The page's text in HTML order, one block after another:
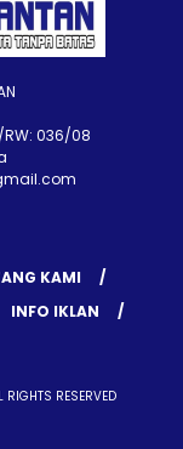
036/08
KAMI
INFO IKLAN
RESERVED